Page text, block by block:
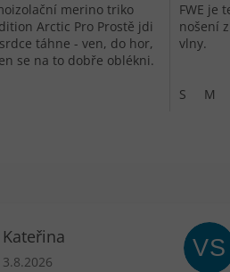
merino triko
Arctic Pro Prostě jdi
táhne - ven, do hor,
se na to dobře oblékni.
FWE je
nošení
vlny.
S M
Kateřina
Hodnocení obchodu je 5 z 5
3.8.2026
VS